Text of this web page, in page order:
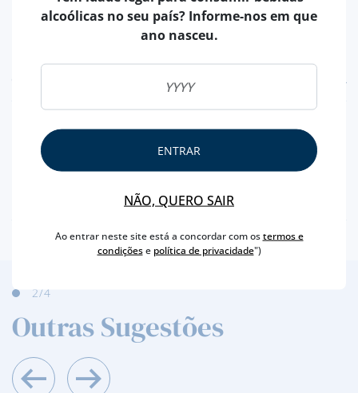
TIPO
CAPACIDADE 70 CL
40 %
2/4
Outras Sugestões
alcoólicas no seu país? Informe-nos em que
ano nasceu.
ENTRAR
NÃO, QUERO SAIR
Ao entrar neste site está a concordar com ostermos e
condiçõese política de privacidade")